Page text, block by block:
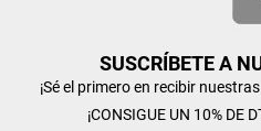
SUSCRÍBETE A
¡Sé el primero en recibir
¡CONSIGUE UN 10% DE